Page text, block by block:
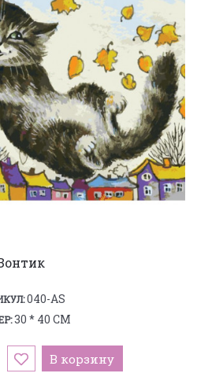
040-AS
30 * 40 СМ
В корзину